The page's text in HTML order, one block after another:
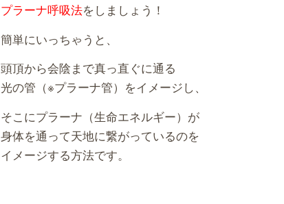
プラーナ呼吸法をしましょう！
簡単にいっちゃうと、
頭頂から会陰まで真っ直ぐに通る
光の管（※プラーナ管）をイメージし、
そこにプラーナ（生命エネルギー）が
身体を通って天地に繋がっているのを
イメージする方法です。